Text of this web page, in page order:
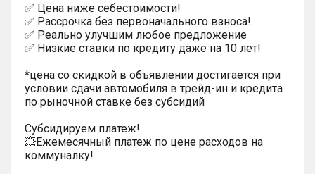
✅ Цена ниже себестоимости!
✅ Рассрочка без первоначального взноса!
✅ Реально улучшим любое предложение
✅ Низкие ставки по кредиту даже на 10 лет!
*цена со скидкой в объявлении достигается при
условии сдачи автомобиля в трейд-ин и кредита
по рыночной ставке без субсидий
Субсидируем платеж!
💥Ежемесячный платеж по цене расходов на
коммуналку!